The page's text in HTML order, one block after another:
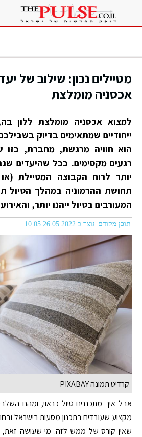
מטיילים נכון: שילוב של
אכסניה מומלצת
למצוא אכסניה מומלצת ללון
ייחודיים שמתאימים בדיוק
הוא חוויה מרגשת, מחברת, כזו
רגעים מקסימים. ככל שהיעדים
יותר לרוח הקבוצה המטיילת
תחושת ההרמוניה במהלך הטיול
המעורבים בטיול ייהנו יותר,
תוכן מקודם נוצר ב 26.05.2022 10:05
קרדיט תמונה PIXABAY
אבל איך מתכננים טיול כראוי, ומהם
מקצוע שעובדים בתכנון מסעות בישראל
שאין קורס של ממש לזה. מי שעושה זאת,